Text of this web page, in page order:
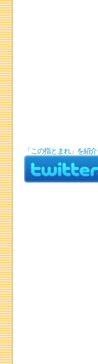
「この指とまれ」を紹